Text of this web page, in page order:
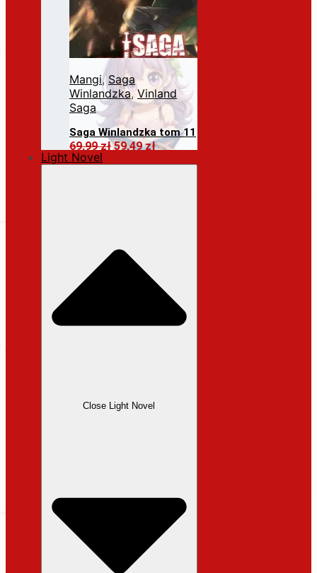
Mangi, Saga
Winlandzka, Vinland
Saga
Saga Winlandzka tom 11
69,99złPierwotna
59,49złAktualna
Dodaj do koszyka
Light Novel
Close Light Novel